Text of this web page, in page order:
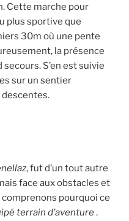
Cette marche pour
plus sportive que
30m où une pente
la présence
secours. S’en est suivie
sur un sentier
, fut d’un tout autre
face aux obstacles et
comprenons pourquoi ce
terrain d’aventure.